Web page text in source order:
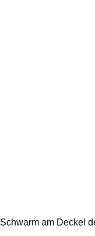
Schwarm am Deckel